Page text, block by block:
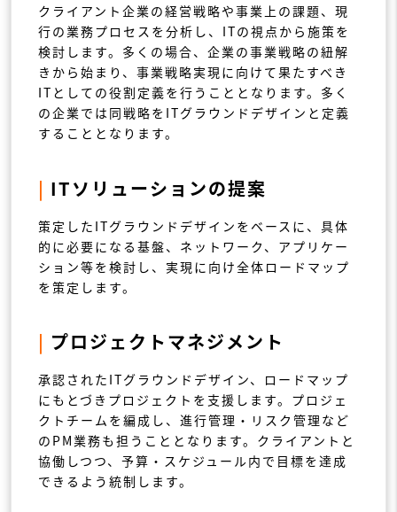
クライアント企業の経営戦略や事業上の課題、現
行の業務プロセスを分析し、ITの視点から施策を
検討します。多くの場合、企業の事業戦略の紐解
きから始まり、事業戦略実現に向けて果たすべき
ITとしての役割定義を行うこととなります。多く
の企業では同戦略をITグラウンドデザインと定義
することとなります。
| ITソリューションの提案
策定したITグラウンドデザインをベースに、具体
的に必要になる基盤、ネットワーク、アプリケー
ション等を検討し、実現に向け全体ロードマップ
を策定します。
| プロジェクトマネジメント
承認されたITグラウンドデザイン、ロードマップ
にもとづきプロジェクトを支援します。プロジェ
クトチームを編成し、進行管理・リスク管理など
のPM業務も担うこととなります。クライアントと
協働しつつ、予算・スケジュール内で目標を達成
できるよう統制します。